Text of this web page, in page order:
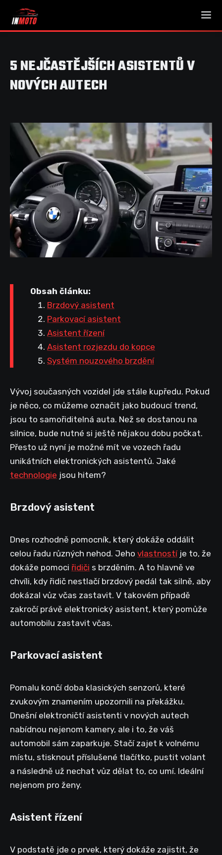
5 NEJČASTĚJŠÍCH ASISTENTŮ V
NOVÝCH AUTECH
Obsah článku:
Brzdový asistent
Parkovací asistent
Asistent řízení
Asistent rozjezdu do kopce
Systém nouzového brzdění
Vývoj současných vozidel jde stále kupředu. Pokud
je něco, co můžeme označit jako budoucí trend,
jsou to samořiditelná auta. Než se dostanou na
silnice, bude nutné si ještě nějakou dobu počkat.
Přesto už nyní je možné mít ve vozech řadu
unikátních elektronických asistentů. Jaké
technologie jsou hitem?
Brzdový asistent
Dnes rozhodně pomocník, který dokáže oddálit
celou řadu různých nehod. Jeho vlastnostíje to, že
dokáže pomoci řidiči s brzděním. A to hlavně ve
chvíli, kdy řidič nestlačí brzdový pedál tak silně, aby
dokázal vůz včas zastavit. V takovém případě
zakročí právě elektronický asistent, který pomůže
automobilu zastavit včas.
Parkovací asistent
Pomalu končí doba klasických senzorů, které
zvukovým znamením upozornili na překážku.
Dnešní elektroničtí asistenti v nových autech
nabídnou nejenom kamery, ale i to, že váš
automobil sám zaparkuje. Stačí zajet k volnému
místu, stisknout příslušené tlačítko, pustit volant
a následně už nechat vůz dělat to, co umí. Ideální
nejenom pro ženy.
Asistent řízení
V podstatě jde o prvek, který dokáže zajistit, že